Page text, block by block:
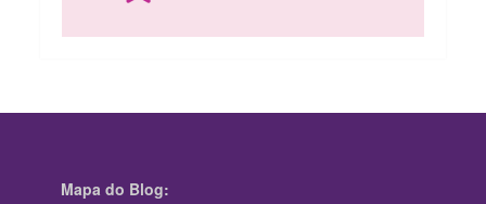
Mapa do Blog: